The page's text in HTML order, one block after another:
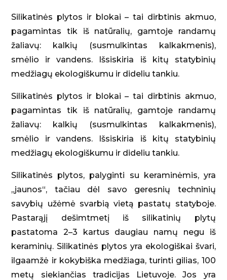
Silikatinės plytos ir blokai – tai dirbtinis akmuo,
pagamintas tik iš natūralių, gamtoje randamų
žaliavų: kalkių (susmulkintas kalkakmenis),
smėlio ir vandens. Išsiskiria iš kitų statybinių
medžiagų ekologiškumu ir dideliu tankiu.
Silikatinės plytos ir blokai – tai dirbtinis akmuo,
pagamintas tik iš natūralių, gamtoje randamų
žaliavų: kalkių (susmulkintas kalkakmenis),
smėlio ir vandens. Išsiskiria iš kitų statybinių
medžiagų ekologiškumu ir dideliu tankiu.
Silikatinės plytos, palyginti su keraminėmis, yra
„jaunos“, tačiau dėl savo geresnių techninių
savybių užėmė svarbią vietą pastatų statyboje.
Pastarąjį dešimtmetį iš silikatinių plytų
pastatoma 2–3 kartus daugiau namų negu iš
keraminių. Silikatinės plytos yra ekologiškai švari,
ilgaamžė ir kokybiška medžiaga, turinti gilias, 100
metų siekiančias tradicijas Lietuvoje. Jos yra